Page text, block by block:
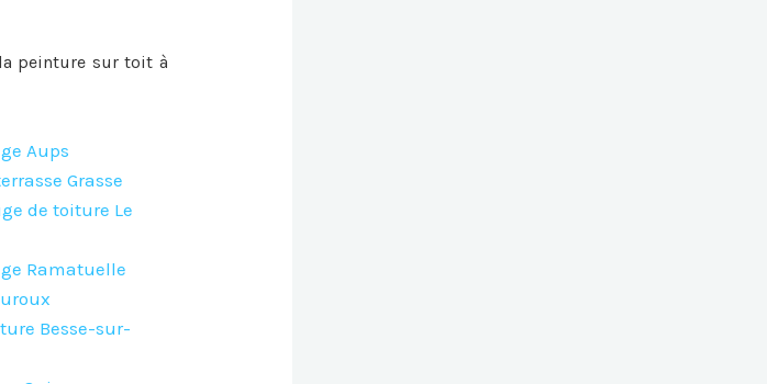
peinture sur toit à
Aups
Grasse
de toiture Le
Ramatuelle
Besse-sur-